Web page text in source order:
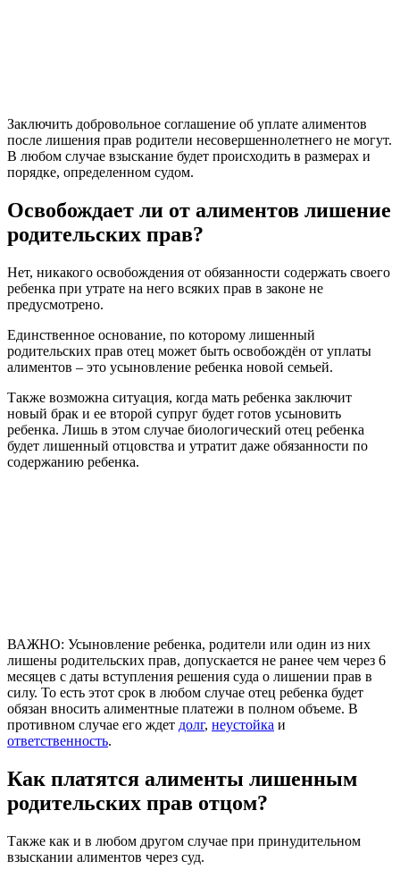
Заключить добровольное соглашение об уплате алиментов
после лишения прав родители несовершеннолетнего не могут.
В любом случае взыскание будет происходить в размерах и
порядке, определенном судом.
Освобождает ли от алиментов лишение
родительских прав?
Нет, никакого освобождения от обязанности содержать своего
ребенка при утрате на него всяких прав в законе не
предусмотрено.
Единственное основание, по которому лишенный
родительских прав отец может быть освобождён от уплаты
алиментов – это усыновление ребенка новой семьей.
Также возможна ситуация, когда мать ребенка заключит
новый брак и ее второй супруг будет готов усыновить
ребенка. Лишь в этом случае биологический отец ребенка
будет лишенный отцовства и утратит даже обязанности по
содержанию ребенка.
ВАЖНО: Усыновление ребенка, родители или один из них
лишены родительских прав, допускается не ранее чем через 6
месяцев с даты вступления решения суда о лишении прав в
силу. То есть этот срок в любом случае отец ребенка будет
обязан вносить алиментные платежи в полном объеме. В
противном случае его ждет долг, неустойка и
ответственность.
Как платятся алименты лишенным
родительских прав отцом?
Также как и в любом другом случае при принудительном
взыскании алиментов через суд.